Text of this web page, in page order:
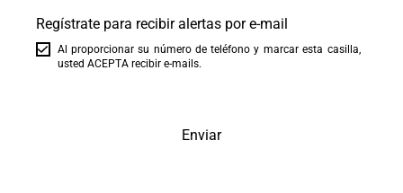
Regístrate para recibir alertas por e-mail
Al proporcionar su número de teléfono y marcar esta casilla,
usted ACEPTA recibir e-mails.
Enviar